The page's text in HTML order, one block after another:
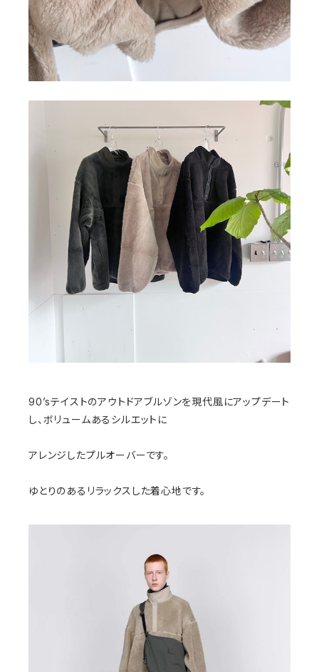
90’sテイストのアウトドアブルゾンを現代風にアップデート
し、ボリュームあるシルエットに
アレンジしたプルオーバーです。
ゆとりのあるリラックスした着心地です。